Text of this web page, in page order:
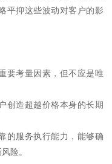
平抑这些波动对客户的影
要考量因素，但不应是唯
创造超越价格本身的长期
的服务执行能力，能够确
险。